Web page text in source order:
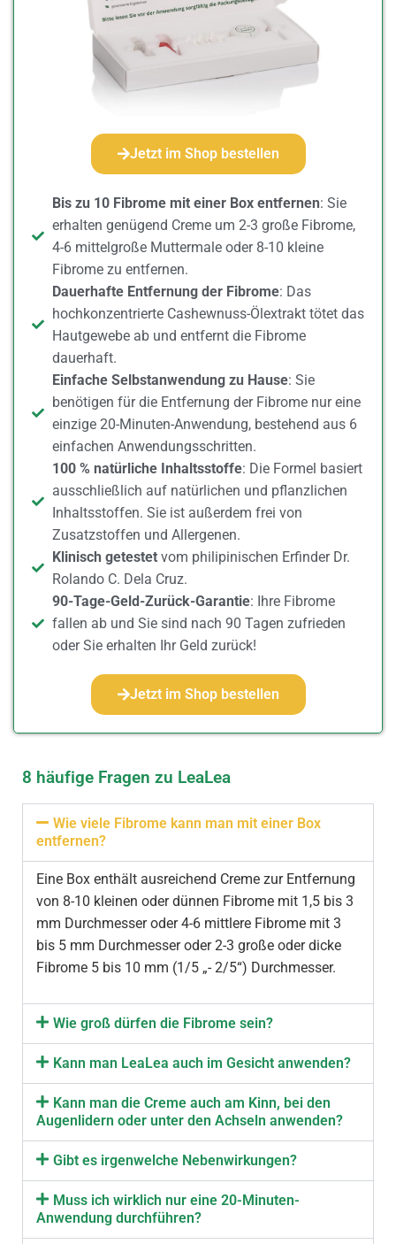
Jetzt im Shop bestellen
Bis zu 10 Fibrome mit einer Box entfernen: Sie
erhalten genügend Creme um 2-3 große Fibrome,
4-6 mittelgroße Muttermale oder 8-10 kleine
Fibrome zu entfernen.
Dauerhafte Entfernung der Fibrome: Das
hochkonzentrierte Cashewnuss-Ölextrakt tötet das
Hautgewebe ab und entfernt die Fibrome
dauerhaft.
Einfache Selbstanwendung zu Hause: Sie
benötigen für die Entfernung der Fibrome nur eine
einzige 20-Minuten-Anwendung, bestehend aus 6
einfachen Anwendungsschritten.
100 % natürliche Inhaltsstoffe: Die Formel basiert
ausschließlich auf natürlichen und pflanzlichen
Inhaltsstoffen. Sie ist außerdem frei von
Zusatzstoffen und Allergenen.
Klinisch getestetvom philipinischen Erfinder Dr.
Rolando C. Dela Cruz.
90-Tage-Geld-Zurück-Garantie: Ihre Fibrome
fallen ab und Sie sind nach 90 Tagen zufrieden
oder Sie erhalten Ihr Geld zurück!
Jetzt im Shop bestellen
8 häufige Fragen zu LeaLea
Wie viele Fibrome kann man mit einer Box
entfernen?
Eine Box enthält ausreichend Creme zur Entfernung
von 8-10 kleinen oder dünnen Fibrome mit 1,5 bis 3
mm Durchmesser oder 4-6 mittlere Fibrome mit 3
bis 5 mm Durchmesser oder 2-3 große oder dicke
Fibrome 5 bis 10 mm (1/5 „- 2/5“) Durchmesser.
Wie groß dürfen die Fibrome sein?
Kann man LeaLea auch im Gesicht anwenden?
Kann man die Creme auch am Kinn, bei den
Augenlidern oder unter den Achseln anwenden?
Gibt es irgenwelche Nebenwirkungen?
Muss ich wirklich nur eine 20-Minuten-
Anwendung durchführen?